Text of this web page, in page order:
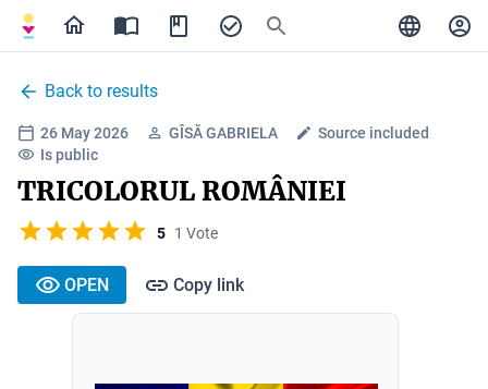
Back to results
26 May 2026 GÎSĂ GABRIELA
Source included
Is public
TRICOLORUL ROMÂNIEI
5 1 Vote
OPEN Copy link